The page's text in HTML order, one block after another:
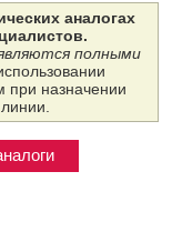
аналогах
полными
при назначении